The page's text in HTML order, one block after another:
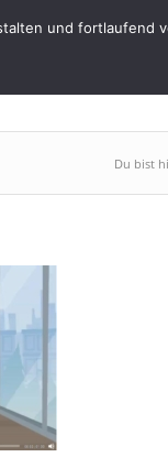
lounge.de
Du bist
und